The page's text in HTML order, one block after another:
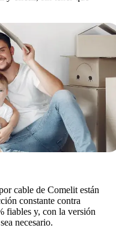
cable de Comelit están
constante contra
fiables y, con la versión
necesario.